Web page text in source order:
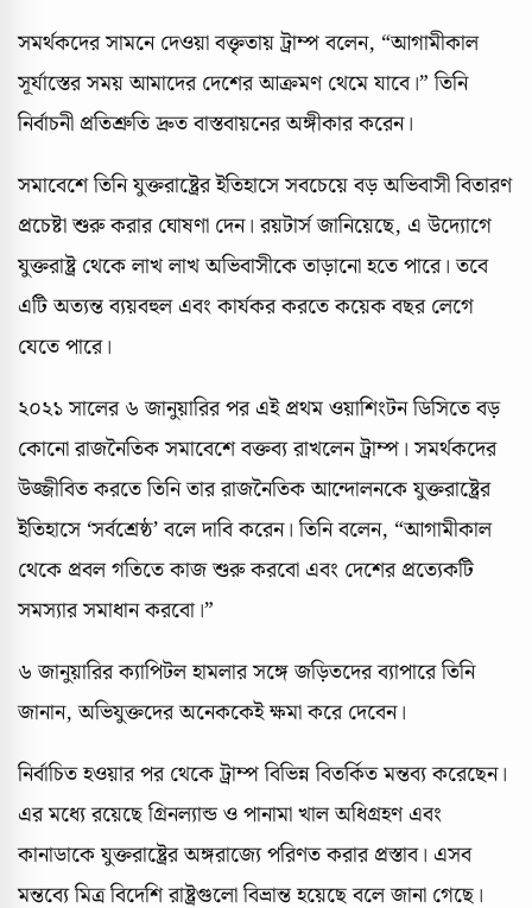
সমর্থকদের সামনে দেওয়া বক্তৃতায় ট্রাম্প বলেন, “আগামীকাল
সূর্যাস্তের সময় আমাদের দেশের আক্রমণ থেমে যাবে।” তিনি
নির্বাচনী প্রতিশ্রুতি দ্রুত বাস্তবায়নের অঙ্গীকার করেন।
সমাবেশে তিনি যুক্তরাষ্ট্রের ইতিহাসে সবচেয়ে বড় অভিবাসী বিতারণ
প্রচেষ্টা শুরু করার ঘোষণা দেন। রয়টার্স জানিয়েছে, এ উদ্যোগে
যুক্তরাষ্ট্র থেকে লাখ লাখ অভিবাসীকে তাড়ানো হতে পারে। তবে
এটি অত্যন্ত ব্যয়বহুল এবং কার্যকর করতে কয়েক বছর লেগে
যেতে পারে।
২০২১ সালের ৬ জানুয়ারির পর এই প্রথম ওয়াশিংটন ডিসিতে বড়
কোনো রাজনৈতিক সমাবেশে বক্তব্য রাখলেন ট্রাম্প। সমর্থকদের
উজ্জীবিত করতে তিনি তার রাজনৈতিক আন্দোলনকে যুক্তরাষ্ট্রের
ইতিহাসে ‘সর্বশ্রেষ্ঠ’ বলে দাবি করেন। তিনি বলেন, “আগামীকাল
থেকে প্রবল গতিতে কাজ শুরু করবো এবং দেশের প্রত্যেকটি
সমস্যার সমাধান করবো।”
৬ জানুয়ারির ক্যাপিটল হামলার সঙ্গে জড়িতদের ব্যাপারে তিনি
জানান, অভিযুক্তদের অনেককেই ক্ষমা করে দেবেন।
নির্বাচিত হওয়ার পর থেকে ট্রাম্প বিভিন্ন বিতর্কিত মন্তব্য করেছেন।
এর মধ্যে রয়েছে গ্রিনল্যান্ড ও পানামা খাল অধিগ্রহণ এবং
কানাডাকে যুক্তরাষ্ট্রের অঙ্গরাজ্যে পরিণত করার প্রস্তাব। এসব
মন্তব্যে মিত্র বিদেশি রাষ্ট্রগুলো বিভ্রান্ত হয়েছে বলে জানা গেছে।